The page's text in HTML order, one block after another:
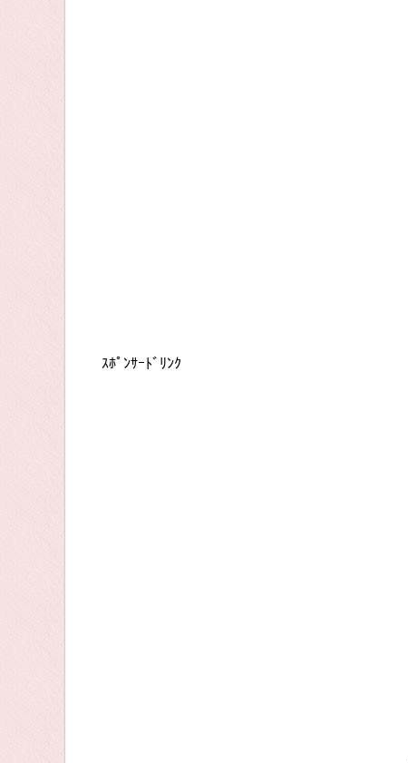
ｽﾎﾟﾝｻｰﾄﾞﾘﾝｸ